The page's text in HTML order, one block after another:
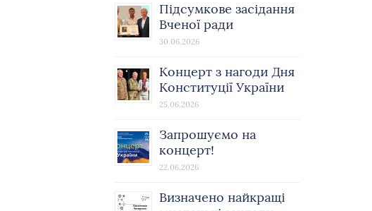
Підсумкове засідання
Вченої ради
30.06.2026
Концерт з нагоди Дня
Конституції України
25.06.2026
Запрошуємо на
концерт!
22.06.2026
Визначено найкращі